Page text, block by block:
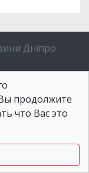
Дніпро
частичном
активная
продолжите
что Вас это